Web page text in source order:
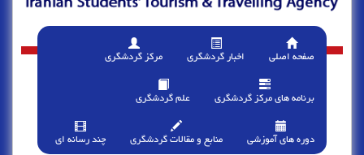
صفحه اصلی اخبار گردشگری مرکز گردشگری
برنامه های مرکز گردشگری علم گردشگری
دوره های آموزشی منابع و مقالات گردشگری چند رسانه ای